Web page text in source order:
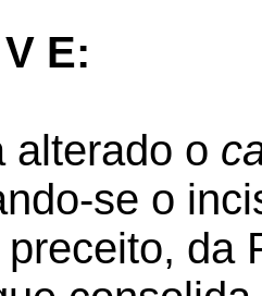
E:
alterado o
se o
da